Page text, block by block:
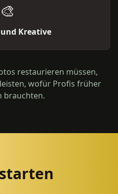
🎨
Kreative
restaurieren müssen,
wofür Profis früher
brauchten.